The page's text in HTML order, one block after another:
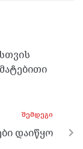
ᲨᲔᲛᲓᲔᲒᲘ
დაიწყო